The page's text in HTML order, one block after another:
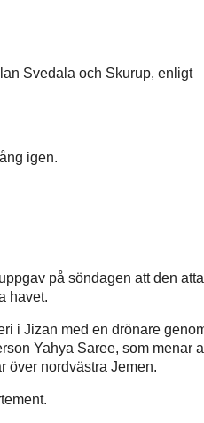
Svedala och Skurup, enligt
igen.
på söndagen att den
havet.
i Jizan med en drönare
Yahya Saree, som menar
över nordvästra Jemen.